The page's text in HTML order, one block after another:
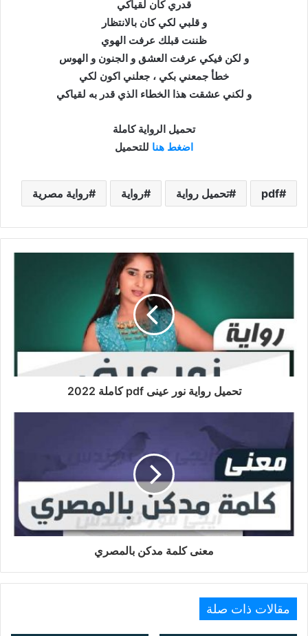
قدري كان لقياكي
و قلبي لكي كان بالانتظار
ظننت قبلك عرفت الهوي
و لكن فيكي عرفت العشق و الجنون و الهوس
خطأ جمعني بكي ، جعلني اكون لكي
و لكني عشقت هذا الخطاء الذي قدر به لقياكي
تحميل الرواية كاملة
اضغط هنا للتحميل
pdf تحميل رواية رواية رواية مصرية
تحميل رواية نور عينى pdf كاملة 2022
معنى كلمة مدكن بالمصري
مقالات ذات صلة